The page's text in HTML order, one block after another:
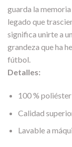
guarda la
legado que
significa unirte a
grandeza que ha
fútbol.
Detalles:
100 % poliéster
Calidad
Lavable a